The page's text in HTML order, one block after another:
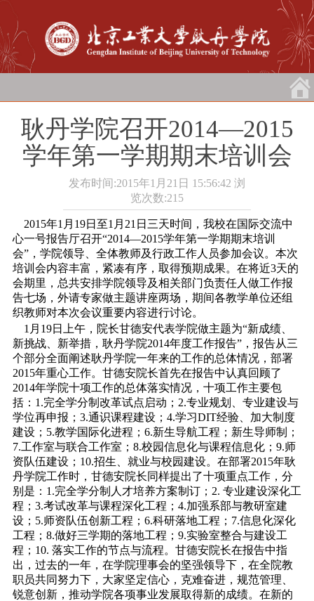
耿丹学院召开2014―2015
学年第一学期期末培训会
发布时间:2015年1月21日 15:56:42 浏
览次数:215
2015年1月19日至1月21日三天时间，我校在国际交流中
心一号报告厅召开“2014―2015学年第一学期期末培训
会”，学院领导、全体教师及行政工作人员参加会议。本次
培训会内容丰富，紧凑有序，取得预期成果。在将近3天的
会期里，总共安排学院领导及相关部门负责任人做工作报
告七场，外请专家做主题讲座两场，期间各教学单位还组
织教师对本次会议重要内容进行讨论。
1月19日上午，院长甘德安代表学院做主题为“新成绩、
新挑战、新举措，耿丹学院2014年度工作报告”，报告从三
个部分全面阐述耿丹学院一年来的工作的总体情况，部署
2015年重心工作。甘德安院长首先在报告中认真回顾了
2014年学院十项工作的总体落实情况，十项工作主要包
括：1.完全学分制改革试点启动；2.专业规划、专业建设与
学位再申报；3.通识课程建设；4.学习DIT经验、加大制度
建设；5.教学国际化进程；6.新生导航工程；新生导师制；
7.工作室与联合工作室；8.校园信息化与课程信息化；9.师
资队伍建设；10.招生、就业与校园建设。在部署2015年耿
丹学院工作时，甘德安院长同样提出了十项重点工作，分
别是：1.完全学分制人才培养方案制订；2. 专业建设深化工
程；3.考试改革与课程深化工程；4.加强系部与教研室建
设；5.师资队伍创新工程；6.科研落地工程；7.信息化深化
工程；8.做好三学期的落地工程；9.实验室整合与建设工
程；10. 落实工作的节点与流程。甘德安院长在报告中指
出，过去的一年，在学院理事会的坚强领导下，在全院教
职员共同努力下，大家坚定信心，克难奋进，规范管理、
锐意创新，推动学院各项事业发展取得新的成绩。在新的